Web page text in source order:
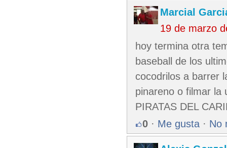
Marcial
19 de marzo
hoy termina otra
baseball de los
cocodrilos a barrer
pinareno o filmar la
PIRATAS DEL
0 · Me gusta · No